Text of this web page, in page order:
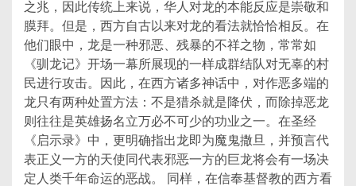
之兆，因此传统上来说，华人对龙的本能反应是崇敬和
膜拜。但是，西方自古以来对龙的看法就恰恰相反。在
他们眼中，龙是一种邪恶、残暴的不祥之物，常常如
《驯龙记》开场一幕所展现的一样成群结队对无辜的村
民进行攻击。因此，在西方诸多神话中，对作恶多端的
龙只有两种处置方法：不是猎杀就是降伏，而除掉恶龙
则往往是英雄扬名立万必不可少的功业之一。在圣经
《启示录》中，更明确指出龙即为魔鬼撒旦，并预言代
表正义一方的天使同代表邪恶一方的巨龙将会有一场决
定人类千年命运的恶战。 同样，在信奉基督教的西方看